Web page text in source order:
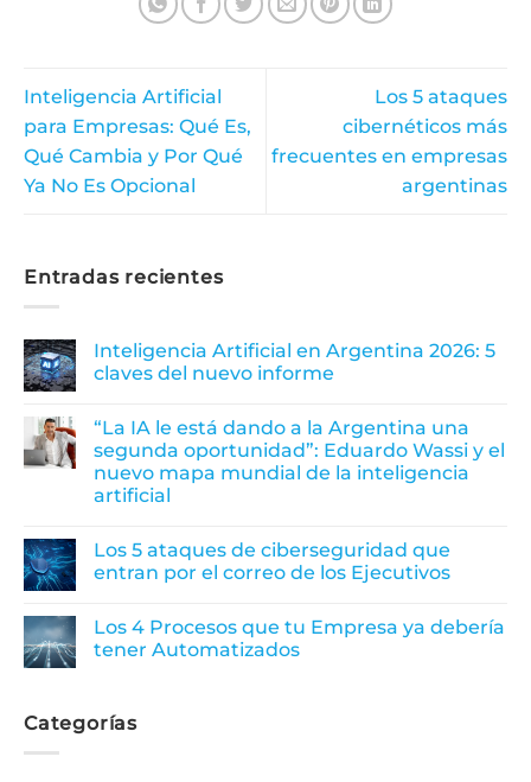
Inteligencia Artificial
para Empresas: Qué Es,
Qué Cambia y Por Qué
Ya No Es Opcional
Los 5 ataques
cibernéticos más
frecuentes en empresas
argentinas
Entradas recientes
Inteligencia Artificial en Argentina 2026: 5
claves del nuevo informe
“La IA le está dando a la Argentina una
segunda oportunidad”: Eduardo Wassi y el
nuevo mapa mundial de la inteligencia
artificial
Los 5 ataques de ciberseguridad que
entran por el correo de los Ejecutivos
Los 4 Procesos que tu Empresa ya debería
tener Automatizados
Categorías